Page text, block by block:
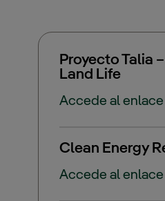
Proyecto Talia
Land Life
Accede al enlace
Clean Energy
Accede al enlace